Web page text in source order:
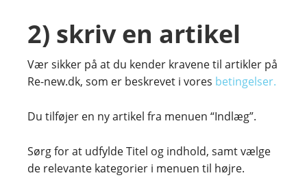
2) skriv en artikel
Vær sikker på at du kender kravene til artikler på
Re-new.dk, som er beskrevet i vores betingelser.
Du tilføjer en ny artikel fra menuen “Indlæg”.
Sørg for at udfylde Titel og indhold, samt vælge
de relevante kategorier i menuen til højre.